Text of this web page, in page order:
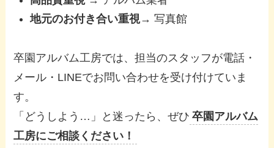
地元のお付き合い重視→ 写真館
卒園アルバム工房では、担当のスタッフが電話・
メール・LINEでお問い合わせを受け付けていま
す。
「どうしよう…」と迷ったら、ぜひ 卒園アルバム
工房にご相談ください！